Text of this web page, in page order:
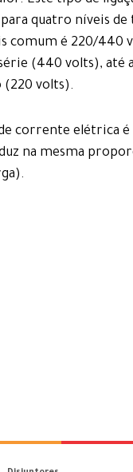
quatro níveis
comum é 220/440
(440 volts), até
(220 volts).
corrente elétrica
na mesma